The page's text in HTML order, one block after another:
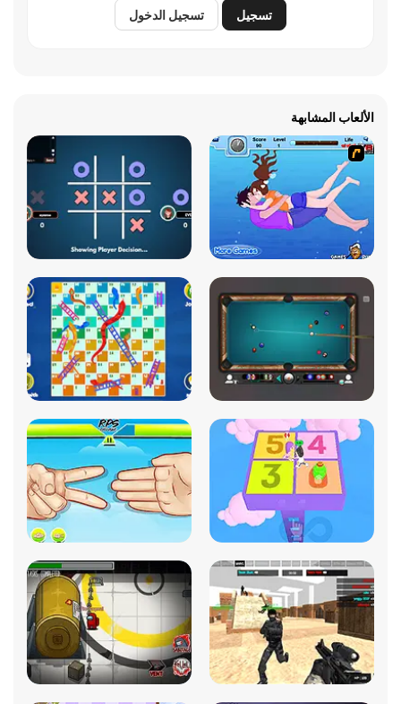
تسجيل تسجيل الدخول
الألعاب المشابهة